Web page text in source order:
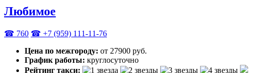
Любимое
☎ 760 ☎ +7 (959) 111-11-76
Цена по межгороду: от 27900 руб.
График работы: круглосуточно
Рейтинг такси: